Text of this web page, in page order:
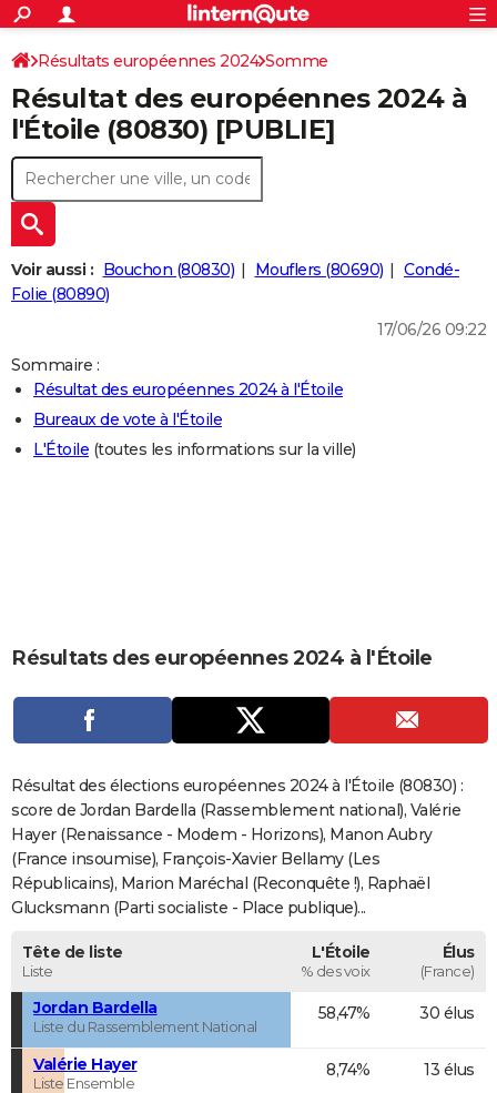
ACTUALITÉS
Politique
Société
Faits Divers
Education
Monde
Villes
+
SPORT
Coupe du monde 2026
Football
Tennis
Cyclisme
Rugby
Forum
CULTURE
Programme TV
TNT
Streaming
Cinéma
Sorties cinéma
Musique
+
FINANCE
Retraite
Impôts
Epargne
Immobilier
Risques naturels par ville
Banque
Assurance
Crédit
AUTO
Essais
Réserver un essai
Citadines
Berlines
SUV
Forum auto
+
HIGH-TECH
Mobiles
Meilleur smartphone
Internet
Ordinateurs
Jeux vidéo
Guide high-tech
+
BRICOLAGE
Guides de France
Escapades
Patrimoine
Expositions
Musées
Week-end nature
LIFESTYLE
Art de vivre
Bien-être
Loisirs
Mode
Modes de vie
CARTE DE VOEUX
Carte de Noël
Carte Bonne année
Carte Saint-Valentin
Carte Pâques
Carte d'anniversaire
DICTIONNAIRE
Dictionnaire
Biographies
Citations
Expressions
Proverbes
PROGRAMME TV
COPAINS D'AVANT
S'inscrire
Se connecter
Lycées
Collèges
Primaires
Universités
Entreprises
Service militaire
Avis de recherche
AVIS DE DÉCÈS
FORUM
S'inscrire
Connexion
Résultats européennes 2024 Somme
Résultat des européennes 2024 à
l'Étoile (80830) [PUBLIE]
Voir aussi : Bouchon (80830) Mouflers (80690)
Condé-
Folie (80890)
17/06/26 09:22
Sommaire :
Résultat des européennes 2024 à l'Étoile
Bureaux de vote à l'Étoile
L'Étoile (toutes les informations sur la ville)
Résultats des européennes 2024 à l'Étoile
Résultat des élections européennes 2024 à l'Étoile (80830) :
score de Jordan Bardella (Rassemblement national), Valérie
Hayer (Renaissance - Modem - Horizons), Manon Aubry
(France insoumise), François-Xavier Bellamy (Les
Républicains), Marion Maréchal (Reconquête !), Raphaël
Glucksmann (Parti socialiste - Place publique)...
Tête de liste
Liste
L'Étoile
% des voix
Élus
(France)
Jordan Bardella
Liste du Rassemblement National
58,47% 30 élus
Valérie Hayer
Liste Ensemble
8,74% 13 élus